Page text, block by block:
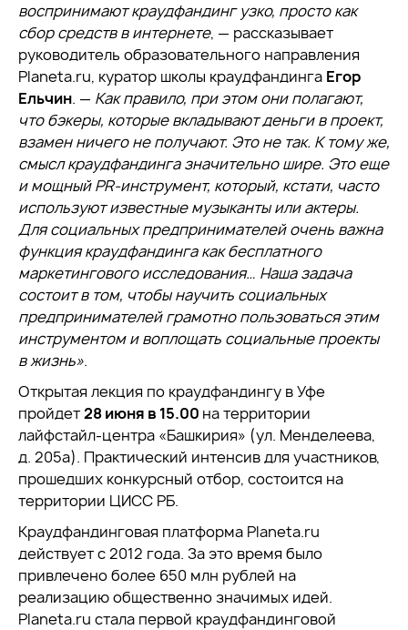
воспринимают краудфандинг узко, просто как
сбор средств в интернете, — рассказывает
руководитель образовательного направления
Planeta.ru, куратор школы краудфандинга Егор
Ельчин. — Как правило, при этом они полагают,
что бэкеры, которые вкладывают деньги в проект,
взамен ничего не получают. Это не так. К тому же,
смысл краудфандинга значительно шире. Это еще
и мощный PR-инструмент, который, кстати, часто
используют известные музыканты или актеры.
Для социальных предпринимателей очень важна
функция краудфандинга как бесплатного
маркетингового исследования… Наша задача
состоит в том, чтобы научить социальных
предпринимателей грамотно пользоваться этим
инструментом и воплощать социальные проекты
в жизнь».
Открытая лекция по краудфандингу в Уфе
пройдет28 июня в 15.00 на территории
лайфстайл-центра «Башкирия» (ул. Менделеева,
д. 205а). Практический интенсив для участников,
прошедших конкурсный отбор, состоится на
территории ЦИСС РБ.
Краудфандинговая платформа Planeta.ru
действует с 2012 года. За это время было
привлечено более 650 млн рублей на
реализацию общественно значимых идей.
Planeta.ru стала первой краудфандинговой